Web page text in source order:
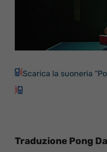
Scarica la suoneria
Traduzione Pong